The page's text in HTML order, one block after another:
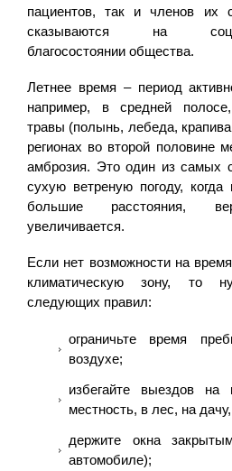
пациентов, так и членов их
сказываются на
благосостоянии общества.
Летнее время – период
например, в средней
травы (полынь, лебеда,
регионах во второй половине
амброзия. Это один из самых
сухую ветреную погоду,
большие расстояния,
увеличивается.
Если нет возможности на
климатическую зону, то
следующих правил:
ограничьте время
воздухе;
избегайте выездов
местность, в лес, на
держите окна
автомобиле);